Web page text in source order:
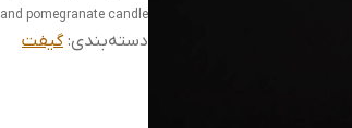
pomegranate candle
دسته‌بندی:گیفت